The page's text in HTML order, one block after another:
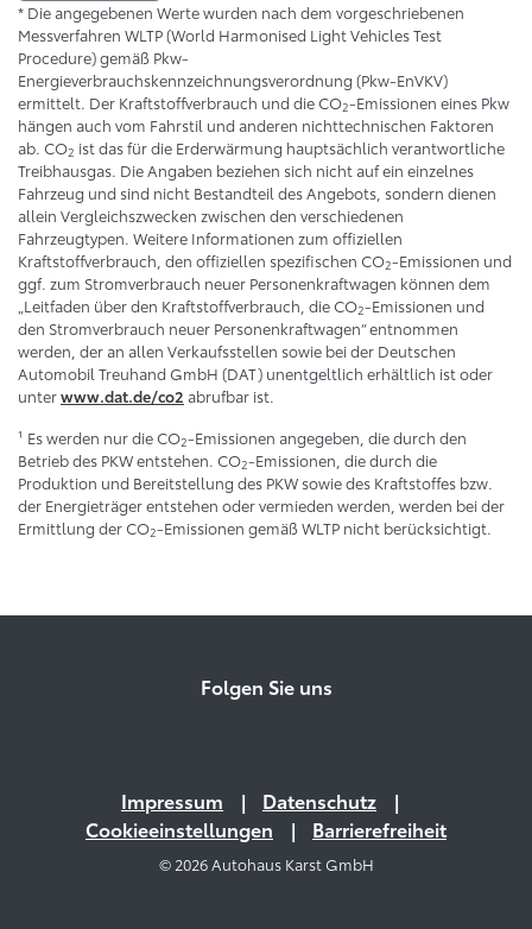
* Die angegebenen Werte wurden nach dem vorgeschriebenen
Messverfahren WLTP (World Harmonised Light Vehicles Test
Procedure) gemäß Pkw-
Energieverbrauchskennzeichnungsverordnung (Pkw-EnVKV)
ermittelt. Der Kraftstoffverbrauch und die CO2-Emissionen eines Pkw
hängen auch vom Fahrstil und anderen nichttechnischen Faktoren
ab. CO2 ist das für die Erderwärmung hauptsächlich verantwortliche
Treibhausgas. Die Angaben beziehen sich nicht auf ein einzelnes
Fahrzeug und sind nicht Bestandteil des Angebots, sondern dienen
allein Vergleichszwecken zwischen den verschiedenen
Fahrzeugtypen. Weitere Informationen zum offiziellen
Kraftstoffverbrauch, den offiziellen spezifischen CO2-Emissionen und
ggf. zum Stromverbrauch neuer Personenkraftwagen können dem
„Leitfaden über den Kraftstoffverbrauch, die CO2-Emissionen und
den Stromverbrauch neuer Personenkraftwagen“ entnommen
werden, der an allen Verkaufsstellen sowie bei der Deutschen
Automobil Treuhand GmbH (DAT) unentgeltlich erhältlich ist oder
unterwww.dat.de/co2 abrufbar ist.
¹ Es werden nur die CO2-Emissionen angegeben, die durch den
Betrieb des PKW entstehen. CO2-Emissionen, die durch die
Produktion und Bereitstellung des PKW sowie des Kraftstoffes bzw.
der Energieträger entstehen oder vermieden werden, werden bei der
Ermittlung der CO2-Emissionen gemäß WLTP nicht berücksichtigt.
Folgen Sie uns
Impressum
Datenschutz
Cookieeinstellungen
Barrierefreiheit
© 2026 Autohaus Karst GmbH